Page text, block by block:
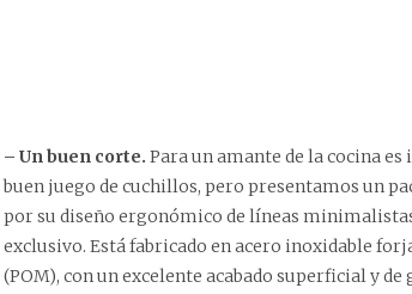
– Un buen corte. Para un amante de la cocina
buen juego de cuchillos, pero presentamos un
por su diseño ergonómico de líneas
exclusivo. Está fabricado en acero inoxidable
(POM), con un excelente acabado superficial y